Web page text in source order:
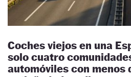
Coches viejos en una
solo cuatro
automóviles con menos